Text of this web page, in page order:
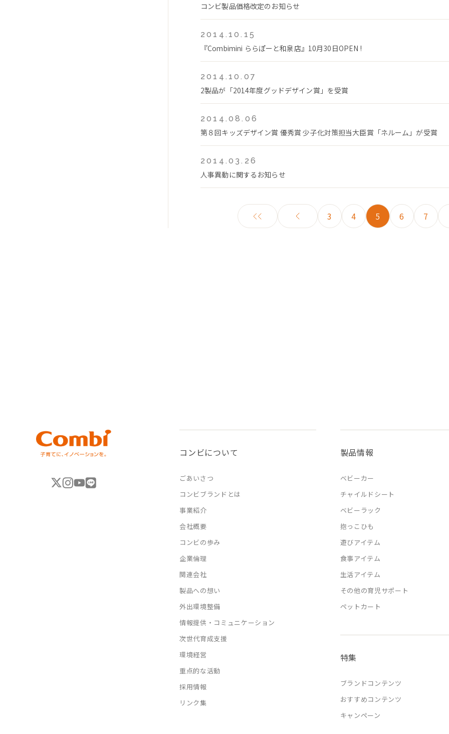
コンビ製品価格改定のお知らせ
2014.10.15
『Combimini ららぽーと和泉店』10月30日OPEN !
2014.10.07
2製品が「2014年度グッドデザイン賞」を受賞
2014.08.06
第８回キッズデザイン賞 優秀賞 少子化対策担当大臣賞「ネルーム」が受賞
2014.03.26
人事異動に関するお知らせ
3 4 5 6 7
コンビについて
ごあいさつ
コンビブランドとは
事業紹介
会社概要
コンビの歩み
企業倫理
関連会社
製品への想い
外出環境整備
情報提供・コミュニケーション
次世代育成支援
環境経営
重点的な活動
採用情報
リンク集
製品情報
ベビーカー
チャイルドシート
ベビーラック
抱っこひも
遊びアイテム
食事アイテム
生活アイテム
その他の育児サポート
ペットカート
特集
ブランドコンテンツ
おすすめコンテンツ
キャンペーン